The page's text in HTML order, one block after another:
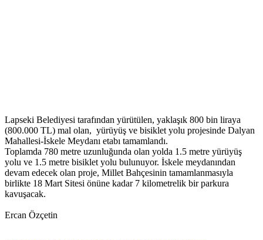
Lapseki Belediyesi tarafından yürütülen, yaklaşık 800 bin liraya
(800.000 TL) mal olan, yürüyüş ve bisiklet yolu projesinde Dalyan
Mahallesi-İskele Meydanı etabı tamamlandı.
Toplamda 780 metre uzunluğunda olan yolda 1.5 metre yürüyüş
yolu ve 1.5 metre bisiklet yolu bulunuyor. İskele meydanından
devam edecek olan proje, Millet Bahçesinin tamamlanmasıyla
birlikte 18 Mart Sitesi önüne kadar 7 kilometrelik bir parkura
kavuşacak.
Ercan Özçetin